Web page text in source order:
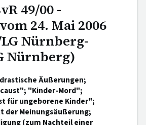
49/00 -
24. Mai 2006
Nürnberg-
Nürnberg)
Äußerungen;
"Kinder-Mord";
für ungeborene Kinder";
der Meinungsäußerung;
(zum Nachteil einer